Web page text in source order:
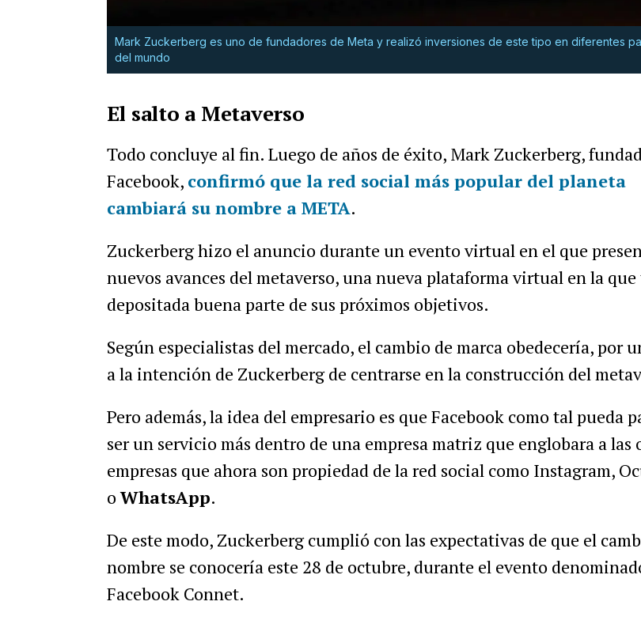
Mark Zuckerberg es uno de fundadores de Meta y realizó inversiones de este tipo en diferentes
del mundo
El salto a Metaverso
Todo concluye al fin. Luego de años de éxito, Mark Zuckerberg,
Facebook, confirmó que la red social más popular del planeta
cambiará su nombre a META.
Zuckerberg hizo el anuncio durante un evento virtual en el que
nuevos avances del metaverso, una nueva plataforma virtual en la
depositada buena parte de sus próximos objetivos.
Según especialistas del mercado, el cambio de marca obedecería, por
a la intención de Zuckerberg de centrarse en la construcción del
Pero además, la idea del empresario es que Facebook como tal pueda
ser un servicio más dentro de una empresa matriz que englobara a las
empresas que ahora son propiedad de la red social como Instagram,
oWhatsApp.
De este modo, Zuckerberg cumplió con las expectativas de que el
nombre se conocería este 28 de octubre, durante el evento
Facebook Connet.